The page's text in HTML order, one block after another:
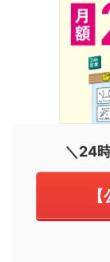
＼24